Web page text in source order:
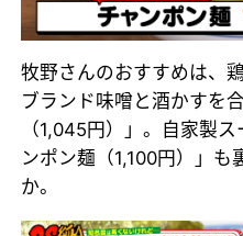
牧野さんのおすすめは、
ブランド味噌と酒かすを
（1,045円）」。自家製
ンポン麺（1,100円）」も
か。